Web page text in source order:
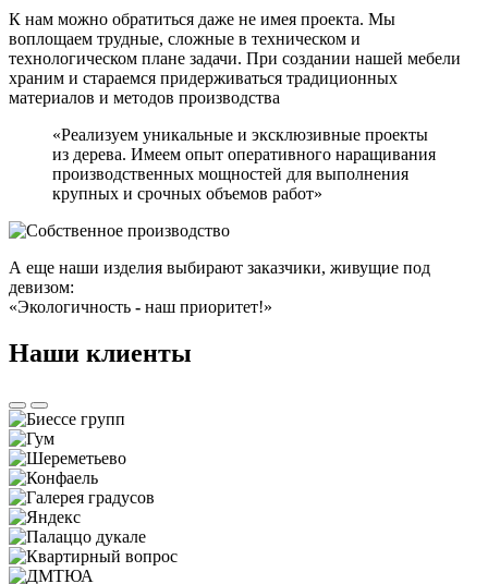
К нам можно обратиться даже не имея проекта. Мы
воплощаем трудные, сложные в техническом и
технологическом плане задачи. При создании нашей мебели
храним и стараемся придерживаться традиционных
материалов и методов производства
«Реализуем уникальные и эксклюзивные проекты
из дерева. Имеем опыт оперативного наращивания
производственных мощностей для выполнения
крупных и срочных объемов работ»
А еще наши изделия выбирают заказчики, живущие под
девизом:
«Экологичность - наш приоритет!»
Наши клиенты